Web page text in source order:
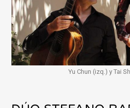
Yu Chun (izq.) y Tai